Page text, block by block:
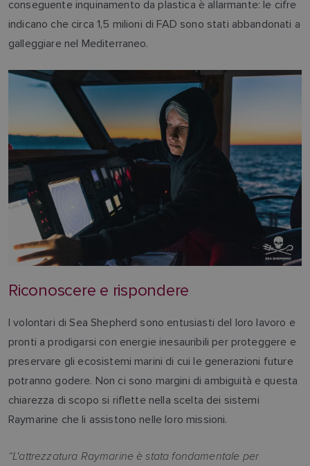
conseguente inquinamento da plastica è allarmante: le cifre
indicano che circa 1,5 milioni di FAD sono stati abbandonati a
galleggiare nel Mediterraneo.
Riconoscere e rispondere
I volontari di Sea Shepherd sono entusiasti del loro lavoro e
pronti a prodigarsi con energie inesauribili per proteggere e
preservare gli ecosistemi marini di cui le generazioni future
potranno godere. Non ci sono margini di ambiguità e questa
chiarezza di scopo si riflette nella scelta dei sistemi
Raymarine che li assistono nelle loro missioni.
“L'attrezzatura Raymarine è stata fondamentale per